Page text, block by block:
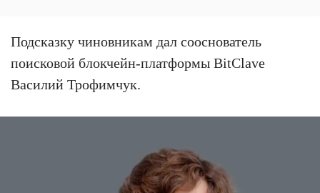
Подсказку чиновникам дал сооснователь
поисковой блокчейн-платформы BitClave
Василий Трофимчук.